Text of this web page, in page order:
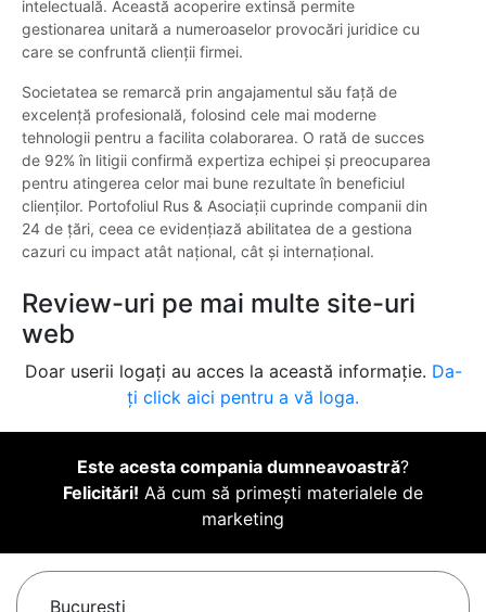
intelectuală. Această acoperire extinsă permite
gestionarea unitară a numeroaselor provocări juridice cu
care se confruntă clienții firmei.
Societatea se remarcă prin angajamentul său față de
excelență profesională, folosind cele mai moderne
tehnologii pentru a facilita colaborarea. O rată de succes
de 92% în litigii confirmă expertiza echipei și preocuparea
pentru atingerea celor mai bune rezultate în beneficiul
clienților. Portofoliul Rus & Asociații cuprinde companii din
24 de țări, ceea ce evidențiază abilitatea de a gestiona
cazuri cu impact atât național, cât și internațional.
Review-uri pe mai multe site-uri
web
Doar userii logați au acces la această informație. Da-
ți click aici pentru a vă loga.
Este acesta compania dumneavoastră?
Felicitări! Aă cum să primești materialele de
marketing
Bucureşti